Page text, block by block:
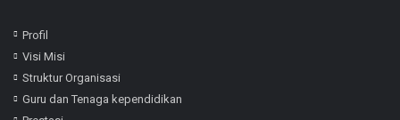
Profil
Visi Misi
Struktur Organisasi
Guru dan Tenaga kependidikan